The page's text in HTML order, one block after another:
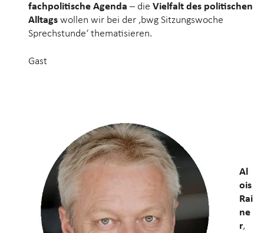
fachpolitische Agenda – die Vielfalt des politischen
Alltags wollen wir bei der ‚bwg Sitzungswoche
Sprechstunde‘ thematisieren.
Gast
Al
ois
Rai
ne
r,